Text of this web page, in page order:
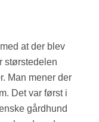
at der blev
størstedelen
Man mener der
Det var først i
gårdhund